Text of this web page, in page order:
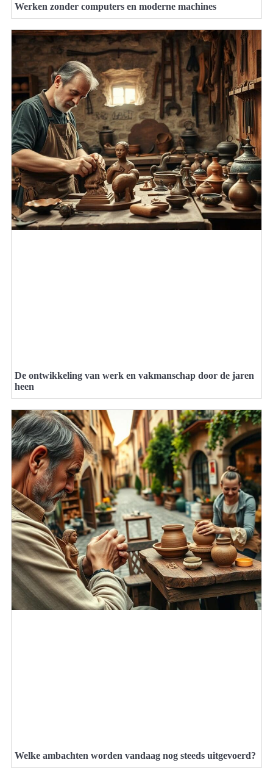
Werken zonder computers en moderne machines
De ontwikkeling van werk en vakmanschap door de jaren
heen
Welke ambachten worden vandaag nog steeds uitgevoerd?